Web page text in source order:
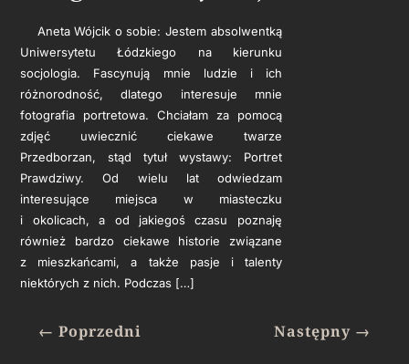
Aneta Wójcik o sobie: Jestem absolwentką
Uniwersytetu Łódzkiego na kierunku
socjologia. Fascynują mnie ludzie i ich
różnorodność, dlatego interesuje mnie
fotografia portretowa. Chciałam za pomocą
zdjęć uwiecznić ciekawe twarze
Przedborzan, stąd tytuł wystawy: Portret
Prawdziwy. Od wielu lat odwiedzam
interesujące miejsca w miasteczku
i okolicach, a od jakiegoś czasu poznaję
również bardzo ciekawe historie związane
z mieszkańcami, a także pasje i talenty
niektórych z nich. Podczas […]
←Poprzedni Następny→